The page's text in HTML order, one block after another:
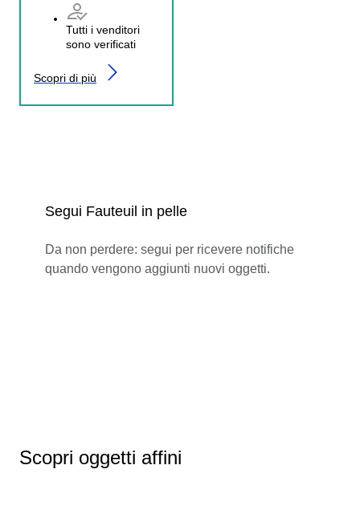
Tutti i venditori
sono verificati
Scopri di più
Segui Fauteuil in pelle
Da non perdere: segui per ricevere notifiche
quando vengono aggiunti nuovi oggetti.
Scopri oggetti affini